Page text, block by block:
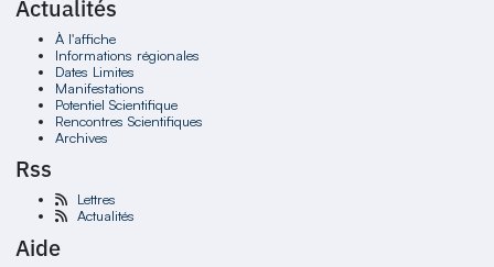
Actualités
À l'affiche
Informations régionales
Dates Limites
Manifestations
Potentiel Scientifique
Rencontres Scientifiques
Archives
Rss
Lettres
Actualités
Aide